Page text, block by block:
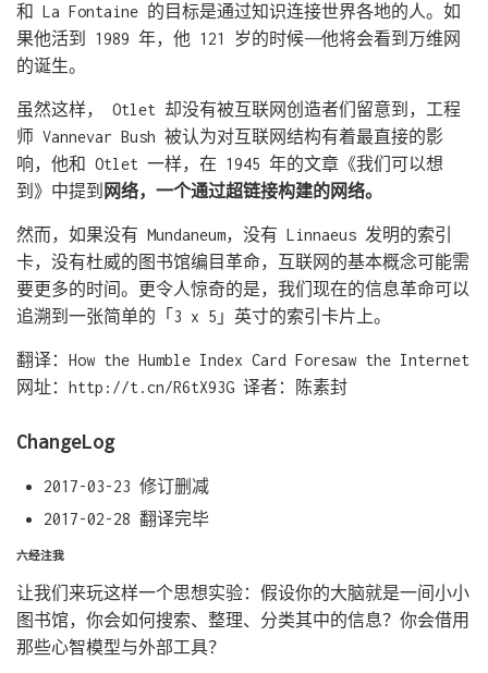
和 La Fontaine 的目标是通过知识连接世界各地的人。如
果他活到 1989 年，他 121 岁的时候——他将会看到万维网
的诞生。
虽然这样， Otlet 却没有被互联网创造者们留意到，工程
师 Vannevar Bush 被认为对互联网结构有着最直接的影
响，他和 Otlet 一样，在 1945 年的文章《我们可以想
到》中提到 网络，一个通过超链接构建的网络。
然而，如果没有 Mundaneum，没有 Linnaeus 发明的索引
卡，没有杜威的图书馆编目革命，互联网的基本概念可能需
要更多的时间。更令人惊奇的是，我们现在的信息革命可以
追溯到一张简单的「3 x 5」英寸的索引卡片上。
翻译：How the Humble Index Card Foresaw the Internet
网址：http://t.cn/R6tX93G 译者：陈素封
ChangeLog
2017-03-23 修订删减
2017-02-28 翻译完毕
六经注我
让我们来玩这样一个思想实验：假设你的大脑就是一间小小
图书馆，你会如何搜索、整理、分类其中的信息？你会借用
那些心智模型与外部工具？